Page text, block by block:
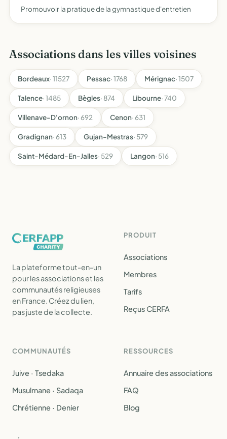
Promouvoir la pratique de la gymnastique d'entretien
Associations dans les villes voisines
Bordeaux· 11527 Pessac· 1768 Mérignac· 1507
Talence· 1485 Bègles· 874 Libourne· 740
Villenave-D'ornon· 692 Cenon· 631
Gradignan· 613 Gujan-Mestras· 579
Saint-Médard-En-Jalles· 529 Langon· 516
La plateforme tout-en-un
pour les associations et les
communautés religieuses
en France. Créez du lien,
pas juste de la collecte.
PRODUIT
Associations
Membres
Tarifs
Reçus CERFA
COMMUNAUTÉS
Juive · Tsedaka
Musulmane · Sadaqa
Chrétienne · Denier
RESSOURCES
Annuaire des associations
FAQ
Blog